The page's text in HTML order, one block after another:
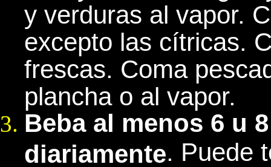
y verduras al vapor.
excepto las cítricas.
frescas. Coma
plancha o al vapor.
Beba al menos 6 u
diariamente. Puede